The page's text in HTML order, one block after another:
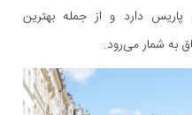
دارد و از جمله بهترین
به شمار می‌رود.